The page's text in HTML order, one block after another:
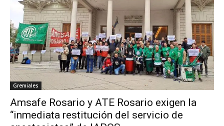
Gremiales
Amsafe Rosario y ATE Rosario exigen la
“inmediata restitución del servicio de